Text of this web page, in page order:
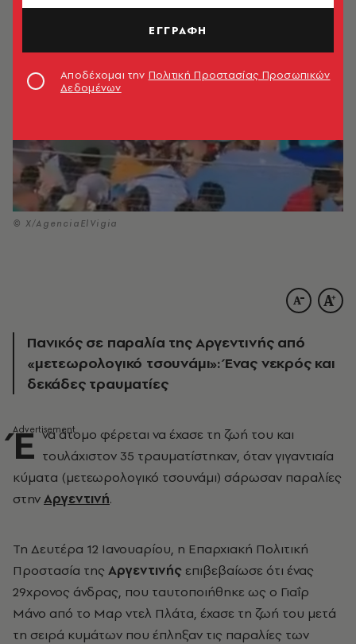
© Χ/AgenciaElVigia
Πανικός σε παραλία της Αργεντινής από
«μετεωρολογικό τσουνάμι»: Ένας νεκρός και
δεκάδες τραυματίες
Έ να άτομο φέρεται να έχασε τη ζωή του και
τουλάχιστον 35 τραυματίστηκαν, όταν γιγαντιαία
κύματα (μετεωρολογικό τσουνάμι) σάρωσαν παραλίες
στηνΑργεντινή.
Τη Δευτέρα 12 Ιανουαρίου, η Επαρχιακή Πολιτική
Προστασία της Αργεντινής επιβεβαίωσε ότι ένας
29χρονος άνδρας, που ταυτοποιήθηκε ως ο Γιαΐρ
Μάνο από το Μαρ ντελ Πλάτα, έχασε τη ζωή του μετά
τη σειρά κυμάτων που έπληξαν τις παραλίες των
ΕΓΓΡΑΦΗ
Αποδέχομαι την Πολιτική Προστασίας Προσωπικών
Δεδομένων